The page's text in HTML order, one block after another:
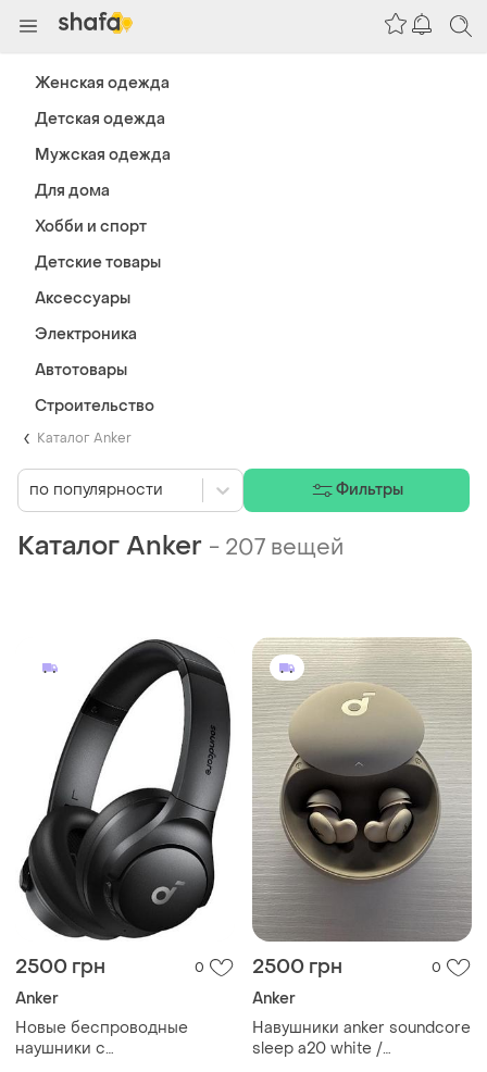
Каталог Anker
Каталог Anker - 207 вещей
2500 грн 0
Anker
Новые беспроводные
наушники с
2500 грн 0
Anker
Навушники anker soundcore
sleep a20 white /
по популярности Фильтры
Женская одежда
Детская одежда
Мужская одежда
Для дома
Хобби и спорт
Детские товары
Аксессуары
Электроника
Автотовары
Строительство